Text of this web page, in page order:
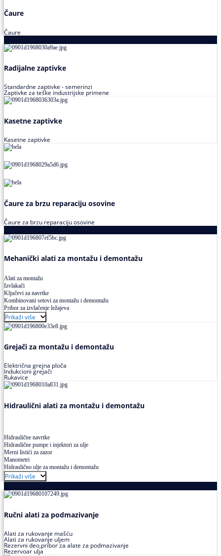
Čaure
Čaure
Radijalne zaptivke
Standardne zaptivke - semerinzi
Zaptivke za teške industrijske primene
Kasetne zaptivke
Kasetne zaptivke
Čaure za brzu reparaciju osovine
Čaure za brzu reparaciju osovine
Mehanički alati za montažu i demontažu
Alati za montažu
Izvlakači
Ključevi za navrtke
Kombinovani setovi za montažu i demontažu
Pribor za izvlačenje ležajeva
Prikaži više
Grejači za montažu i demontažu
Električna grejna ploča
Indukcioni grejači
Rukavice
Hidraulični alati za montažu i demontažu
Hidraulične navrtke
Hidraulične pumpe i injektori za ulje
Merni listići za zazor
Manometri
Hidraulično ulje za montažu i demontažu
Prikaži više
Ručni alati za podmazivanje
Alati za rukovanje mašću
Alati za rukovanje uljem
Rezervni deo,pribor za alate za podmazivanje
Rezervoar ulja